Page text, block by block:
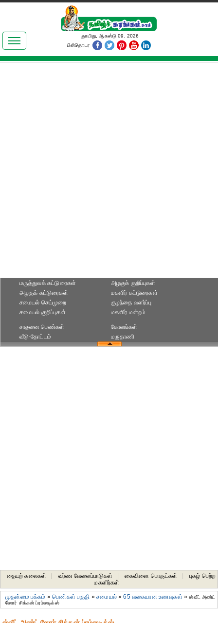
இலக்கியங்கள்
தமிழ் உலகம்
ஞாயிறு, ஆகஸ்டு 09, 2026
பின்தொடர
மருத்துவக் கட்டுரைகள்
அழகுக் கட்டுரைகள்
அழகுக் குறிப்புகள்
மகளிர் கட்டுரைகள்
சமையல் செய்முறை
சமையல் குறிப்புகள்
குழந்தை வளர்ப்பு
மகளிர் மன்றம்
சாதனை பெண்கள்
வீடு-தோட்டம்
கோலங்கள்
மருதாணி
தையற் கலைகள் வர்ண வேலைப்பாடுகள் கைவினை பொருட்கள்
புகழ் பெற்ற
மகளிர்கள்
முதன்மை பக்கம் »பெண்கள் பகுதி »சமையல்»65 வகையான உணவுகள் »ஸ்வீட் அண்ட்
ஸோர் சிக்கன் ப்ரம்ஸடிக்ஸ்